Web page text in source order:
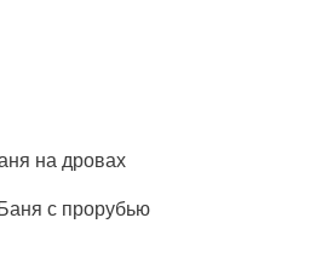
на дровах
с прорубью